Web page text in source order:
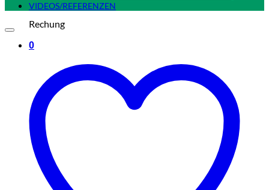
Rechung
0
VIDEOS/REFERENZEN